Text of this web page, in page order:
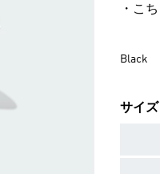
・こ
Black
サイズ